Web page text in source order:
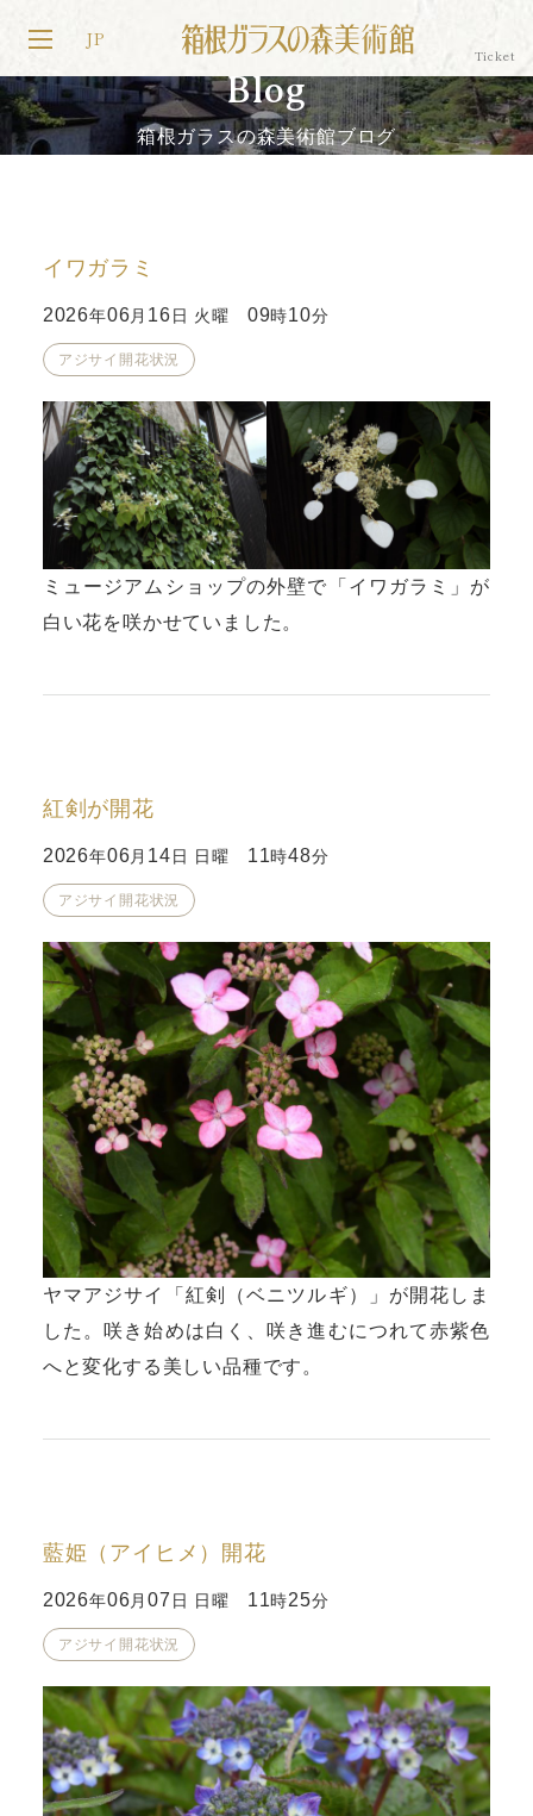
JP
Blog
箱根ガラスの森美術館ブログ
イワガラミ
2026年06 月 16 日 火曜 09時10分
アジサイ開花状況
ミュージアムショップの外壁で「イワガラミ」が
白い花を咲かせていました。
紅剣が開花
2026年06 月 14 日 日曜 11時48分
アジサイ開花状況
ヤマアジサイ「紅剣（ベニツルギ）」が開花しま
した。咲き始めは白く、咲き進むにつれて赤紫色
へと変化する美しい品種です。
藍姫（アイヒメ）開花
2026年06月07 日 日曜 11時25分
アジサイ開花状況